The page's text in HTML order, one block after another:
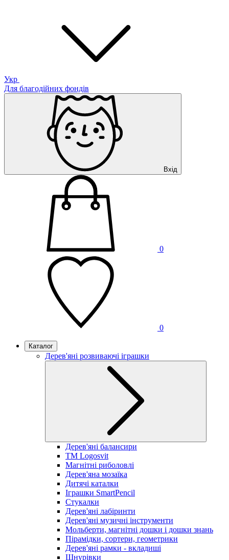
Укр
Для благодійних фондів
Вхід
0
0
Каталог
Дерев'яні розвиваючі іграшки
Дерев'яні балансири
TM Logosvit
Магнітні риболовлі
Дерев'яна мозаїка
Дитячі каталки
Іграшки SmartPencil
Стукалки
Дерев'яні лабіринти
Дерев'яні музичні інструменти
Мольберти, магнітні дошки і дошки знань
Пірамідки, сортери, геометрики
Дерев'яні рамки - вкладиші
Шнурівки